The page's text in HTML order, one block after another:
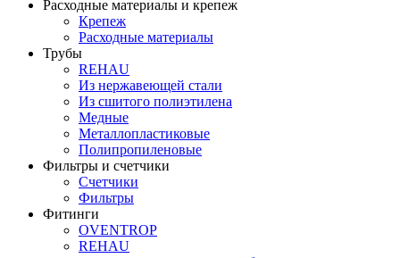
Расходные материалы и крепеж
Крепеж
Расходные материалы
Трубы
REHAU
Из нержавеющей стали
Из сшитого полиэтилена
Медные
Металлопластиковые
Полипропиленовые
Фильтры и счетчики
Счетчики
Фильтры
Фитинги
OVENTROP
REHAU